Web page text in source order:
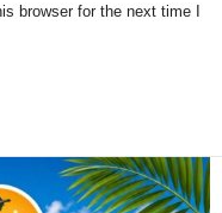
browser for the next time I